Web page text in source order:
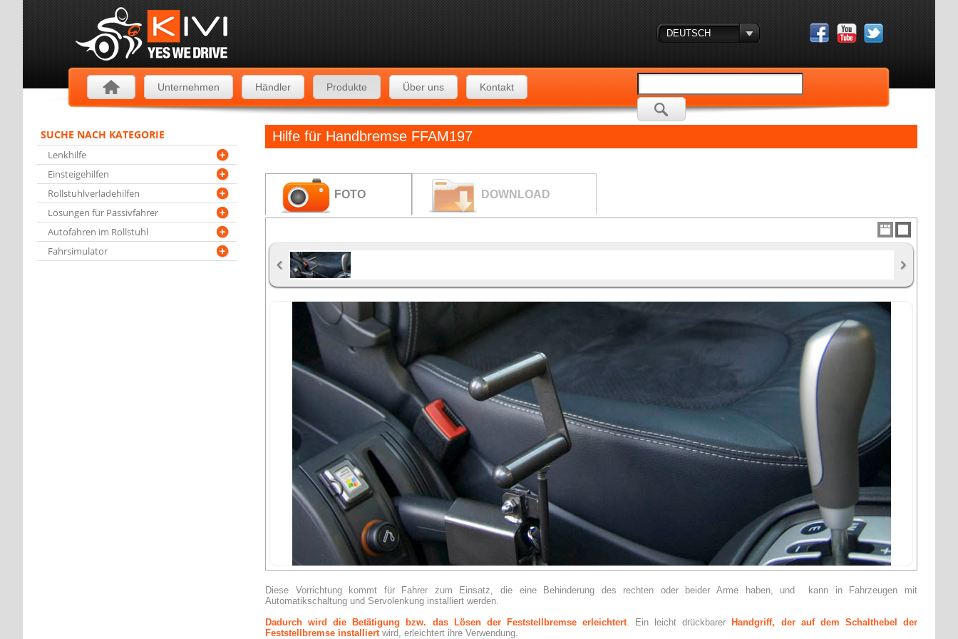
Unternehmen Händler Produkte Über uns Kontakt
SUCHE NACH KATEGORIE
Lenkhilfe
Einsteigehilfen
Rollstuhlverladehilfen
Lösungen für Passivfahrer
Autofahren im Rollstuhl
Fahrsimulator
Hilfe für Handbremse FFAM197
FOTO DOWNLOAD
Diese Vorrichtung kommt für Fahrer zum Einsatz, die eine Behinderung des rechten oder beider Arme haben, und kann in Fahrzeugen mit
Automatikschaltung und Servolenkung installiert werden.
Dadurch wird die Betätigung bzw. das Lösen der Feststellbremse erleichtert. Ein leicht drückbarer
Handgriff, der auf dem Schalthebel der
Feststellbremse installiertwird, erleichtert ihre Verwendung.